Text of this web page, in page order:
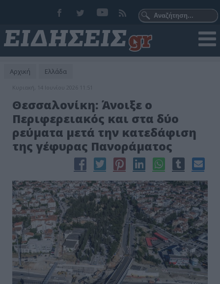
Αρχική Ελλάδα
Κυριακή, 14 Ιουνίου 2026 11:51
Θεσσαλονίκη: Άνοιξε ο
Περιφερειακός και στα δύο
ρεύματα μετά την κατεδάφιση
της γέφυρας Πανοράματος